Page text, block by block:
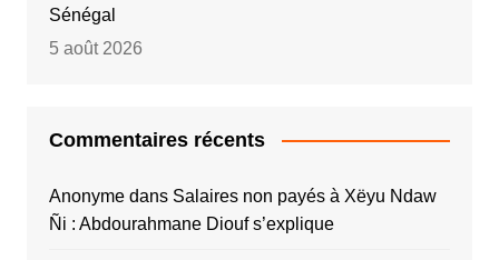
Sénégal
5 août 2026
Commentaires récents
Anonymedans Salaires non payés à Xëyu Ndaw
Ñi : Abdourahmane Diouf s’explique